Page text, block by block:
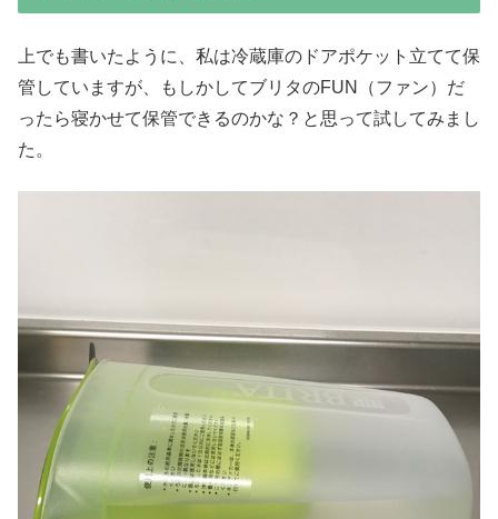
上でも書いたように、私は冷蔵庫のドアポケット立てて保
管していますが、もしかしてブリタのFUN（ファン）だ
ったら寝かせて保管できるのかな？と思って試してみまし
た。